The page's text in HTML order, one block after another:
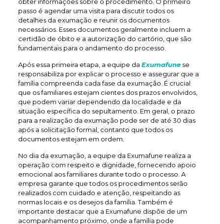
passo é agendar uma visita para discutir todos os
detalhes da exumação e reunir os documentos
necessários. Esses documentos geralmente incluem a
certidão de óbito e a autorização do cartório, que são
fundamentais para o andamento do processo.
Após essa primeira etapa, a equipe da Exumafunese
responsabiliza por explicar o processo e assegurar que a
família compreenda cada fase da exumação. É crucial
que os familiares estejam cientes dos prazos envolvidos,
que podem variar dependendo da localidade e da
situação específica do sepultamento. Em geral, o prazo
para a realização da exumação pode ser de até 30 dias
após a solicitação formal, contanto que todos os
documentos estejam em ordem.
No dia da exumação, a equipe da Exumafune realiza a
operação com respeito e dignidade, fornecendo apoio
emocional aos familiares durante todo o processo. A
empresa garante que todos os procedimentos serão
realizados com cuidado e atenção, respeitando as
normas locais e os desejos da família. Também é
importante destacar que a Exumafune dispõe de um
acompanhamento próximo, onde a família pode